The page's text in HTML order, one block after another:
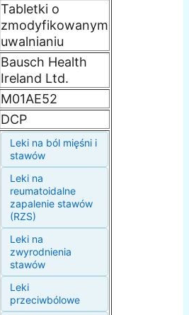
Tabletki o
zmodyfikowanym
uwalnianiu
Bausch Health
Ireland Ltd.
M01AE52
DCP
Leki na ból mięśni i
stawów
Leki na
reumatoidalne
zapalenie stawów
(RZS)
Leki na
zwyrodnienia
stawów
Leki
przeciwbólowe